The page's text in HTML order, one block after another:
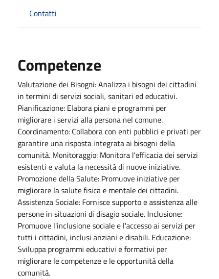
Contatti
Competenze
Valutazione dei Bisogni: Analizza i bisogni dei cittadini
in termini di servizi sociali, sanitari ed educativi.
Pianificazione: Elabora piani e programmi per
migliorare i servizi alla persona nel comune.
Coordinamento: Collabora con enti pubblici e privati per
garantire una risposta integrata ai bisogni della
comunità. Monitoraggio: Monitora l'efficacia dei servizi
esistenti e valuta la necessità di nuove iniziative.
Promozione della Salute: Promuove iniziative per
migliorare la salute fisica e mentale dei cittadini.
Assistenza Sociale: Fornisce supporto e assistenza alle
persone in situazioni di disagio sociale. Inclusione:
Promuove l'inclusione sociale e l'accesso ai servizi per
tutti i cittadini, inclusi anziani e disabili. Educazione:
Sviluppa programmi educativi e formativi per
migliorare le competenze e le opportunità della
comunità.